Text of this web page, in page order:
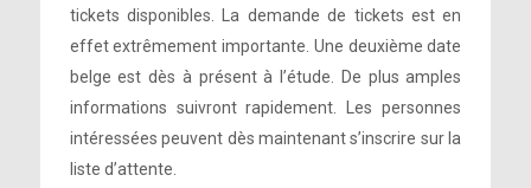
tickets disponibles. La demande de tickets est en
effet extrêmement importante. Une deuxième date
belge est dès à présent à l’étude. De plus amples
informations suivront rapidement. Les personnes
intéressées peuvent dès maintenant s’inscrire sur la
liste d’attente.